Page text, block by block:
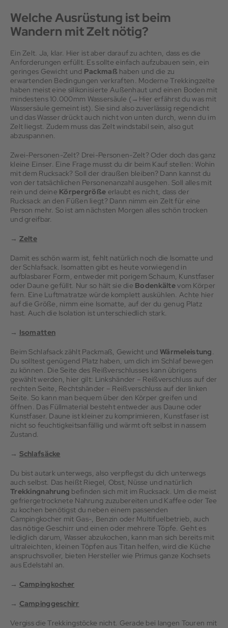
Welche Ausrüstung ist beim
Wandern mit Zelt nötig?
Ein Zelt. Ja, klar. Hier ist aber darauf zu achten, dass es die
Anforderungen erfüllt. Es sollte einfach aufzubauen sein, ein
geringes Gewicht und Packmaß haben und die zu
erwartenden Bedingungen verkraften. Moderne Trekkingzelte
haben meist eine silikonisierte Außenhaut und einen Boden mit
mindestens 10.000mm Wassersäule (→Hier erfährst du was mit
Wassersäule gemeint ist). Sie sind also zuverlässig regendicht
und das Wasser drückt auch nicht von unten durch, wenn du im
Zelt liegst. Zudem muss das Zelt windstabil sein, also gut
abzuspannen.
Zwei-Personen-Zelt? Drei-Personen-Zelt? Oder doch das ganz
kleine Einser. Eine Frage musst du dir beim Kauf stellen: Wohin
mit dem Rucksack? Soll der draußen bleiben? Dann kannst du
von der tatsächlichen Personenanzahl ausgehen. Soll alles mit
rein und deine Körpergröße erlaubt es nicht, dass der
Rucksack an den Füßen liegt? Dann nimm ein Zelt für eine
Person mehr. So ist am nächsten Morgen alles schön trocken
und greifbar.
→ Zelte
Damit es schön warm ist, fehlt natürlich noch die Isomatte und
der Schlafsack. Isomatten gibt es heute vorwiegend in
aufblasbarer Form, entweder mit porigem Schaum, Kunstfaser
oder Daune gefüllt. Nur so hält sie die Bodenkältevom Körper
fern. Eine Luftmatratze würde komplett auskühlen. Achte hier
auf die Größe, nimm eine Isomatte, auf der du genug Platz
hast. Auch die Isolation ist unterschiedlich stark.
→ Isomatten
Beim Schlafsack zählt Packmaß, Gewicht undWärmeleistung.
Du solltest genügend Platz haben, um dich im Schlaf bewegen
zu können. Die Seite des Reißverschlusses kann übrigens
gewählt werden, hier gilt: Linkshänder – Reißverschluss auf der
rechten Seite, Rechtshänder – Reißverschluss auf der linken
Seite. So kann man bequem über den Körper greifen und
öffnen. Das Füllmaterial besteht entweder aus Daune oder
Kunstfaser. Daune ist kleiner zu komprimieren, Kunstfaser ist
nicht so feuchtigkeitsanfällig und wärmt oft selbst in nassem
Zustand.
→ Schlafsäcke
Du bist autark unterwegs, also verpflegst du dich unterwegs
auch selbst. Das heißt Riegel, Obst, Nüsse und natürlich
Trekkingnahrung befinden sich mit im Rucksack. Um die meist
gefriergetrocknete Nahrung zuzubereiten und Kaffee oder Tee
zu kochen benötigst du neben einem passenden
Campingkocher mit Gas-, Benzin oder Multifuelbetrieb, auch
das nötige Geschirr und einen oder mehrere Töpfe. Geht es
lediglich darum, Wasser abzukochen, kann man sich bereits mit
ultraleichten, kleinen Töpfen aus Titan helfen, wird die Küche
anspruchsvoller, bieten Hersteller wie Primus ganze Kochsets
aus Edelstahl an.
→ Campingkocher
→ Campinggeschirr
Vergiss die Trekkingstöcke nicht. Gerade bei langen Touren mit